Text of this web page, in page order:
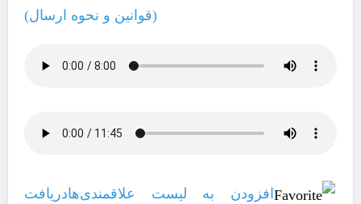
(قوانین و نحوه ارسال)
افزودن به لیست علاقمندی‌هادریافت